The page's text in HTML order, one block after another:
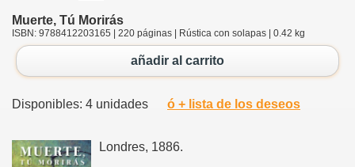
Muerte, Tú Morirás
ISBN: 9788412203165 | 220 páginas | Rústica con solapas | 0.42 kg
añadir al carrito
Disponibles: 4 unidades ó + lista de los deseos
Londres, 1886.